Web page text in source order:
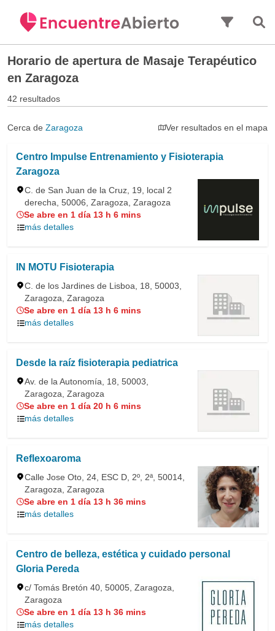
Horario de apertura de Masaje Terapéutico
en Zaragoza
42 resultados
Cerca de Zaragoza Ver resultados en el mapa
Centro Impulse Entrenamiento y Fisioterapia
Zaragoza
C. de San Juan de la Cruz, 19, local 2
derecha, 50006, Zaragoza, Zaragoza
Se abre en 1 día 13 h 6 mins
más detalles
IN MOTU Fisioterapia
C. de los Jardines de Lisboa, 18, 50003,
Zaragoza, Zaragoza
Se abre en 1 día 13 h 6 mins
más detalles
Desde la raíz fisioterapia pediatrica
Av. de la Autonomía, 18, 50003,
Zaragoza, Zaragoza
Se abre en 1 día 20 h 6 mins
más detalles
Reflexoaroma
Calle Jose Oto, 24, ESC D, 2º, 2ª, 50014,
Zaragoza, Zaragoza
Se abre en 1 día 13 h 36 mins
más detalles
Centro de belleza, estética y cuidado personal
Gloria Pereda
c/ Tomás Bretón 40, 50005, Zaragoza,
Zaragoza
Se abre en 1 día 13 h 36 mins
más detalles